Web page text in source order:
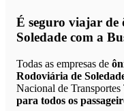
É seguro viajar de
Soledade com a
Todas as empresas de
Rodoviária de
Nacional de Transportes
para todos os